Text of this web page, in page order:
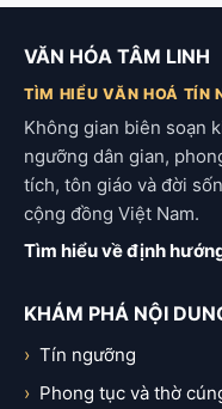
VĂN HÓA TÂM LINH
TÌM HIỂU VĂN HOÁ TÍN
Không gian biên soạn
ngưỡng dân gian,
tích, tôn giáo và đời
cộng đồng Việt Nam.
Tìm hiểu về định
KHÁM PHÁ NỘI
Tín ngưỡng
Phong tục và thờ